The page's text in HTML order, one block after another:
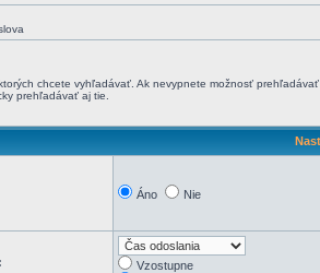
chcete vyhľadávať. Ak nevypnete možnosť prehľadávať
prehľadávať aj tie.
Áno Nie
Vzostupne